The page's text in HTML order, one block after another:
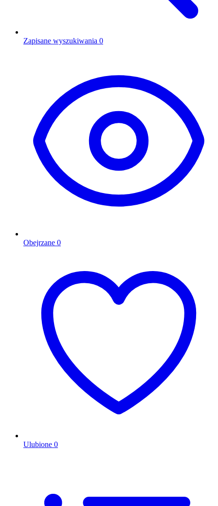
Zapisane wyszukiwania 0
Obejrzane 0
Ulubione 0